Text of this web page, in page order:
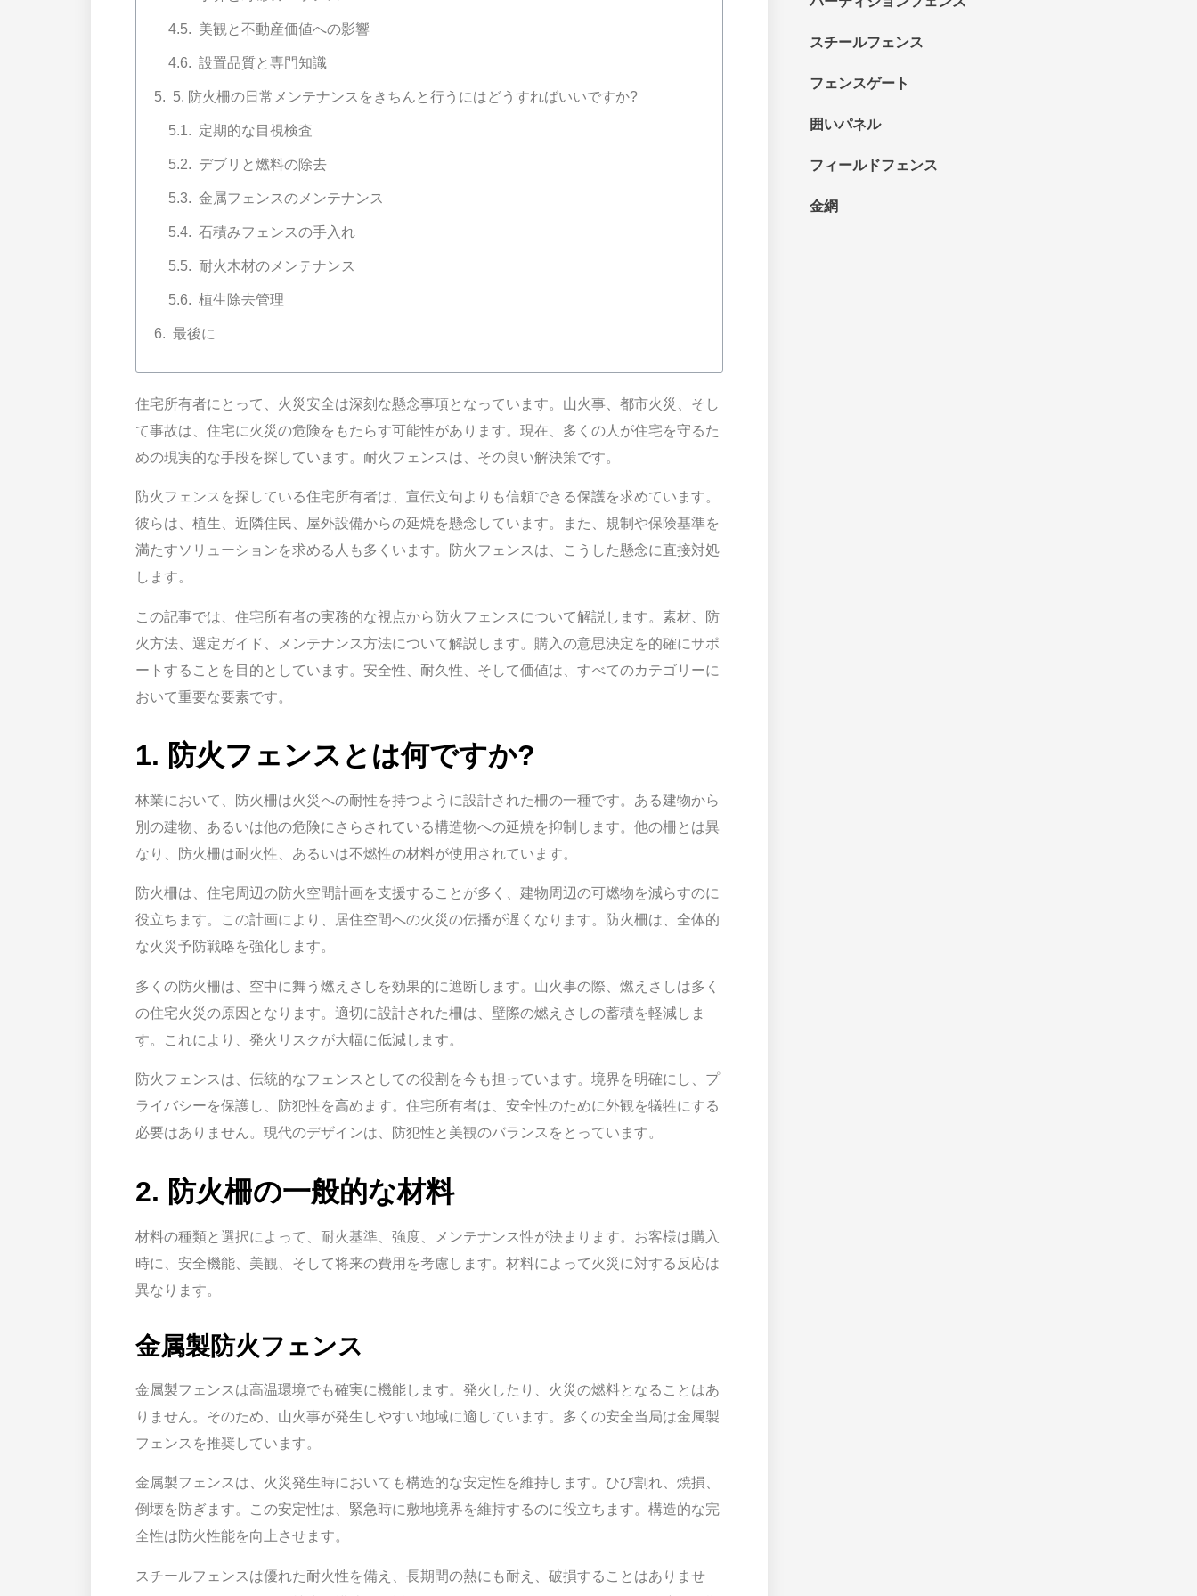
美観と不動産価値への影響
設置品質と専門知識
5. 防火柵の日常メンテナンスをきちんと行うにはどうすればいいですか?
定期的な目視検査
デブリと燃料の除去
金属フェンスのメンテナンス
石積みフェンスの手入れ
耐火木材のメンテナンス
植生除去管理
最後に
住宅所有者にとって、火災安全は深刻な懸念事項となっています。山火事、都市火災、そし
て事故は、住宅に火災の危険をもたらす可能性があります。現在、多くの人が住宅を守るた
めの現実的な手段を探しています。耐火フェンスは、その良い解決策です。
防火フェンスを探している住宅所有者は、宣伝文句よりも信頼できる保護を求めています。
彼らは、植生、近隣住民、屋外設備からの延焼を懸念しています。また、規制や保険基準を
満たすソリューションを求める人も多くいます。防火フェンスは、こうした懸念に直接対処
します。
この記事では、住宅所有者の実務的な視点から防火フェンスについて解説します。素材、防
火方法、選定ガイド、メンテナンス方法について解説します。購入の意思決定を的確にサポ
ートすることを目的としています。安全性、耐久性、そして価値は、すべてのカテゴリーに
おいて重要な要素です。
1. 防火フェンスとは何ですか?
林業において、防火柵は火災への耐性を持つように設計された柵の一種です。ある建物から
別の建物、あるいは他の危険にさらされている構造物への延焼を抑制します。他の柵とは異
なり、防火柵は耐火性、あるいは不燃性の材料が使用されています。
防火柵は、住宅周辺の防火空間計画を支援することが多く、建物周辺の可燃物を減らすのに
役立ちます。この計画により、居住空間への火災の伝播が遅くなります。防火柵は、全体的
な火災予防戦略を強化します。
多くの防火柵は、空中に舞う燃えさしを効果的に遮断します。山火事の際、燃えさしは多く
の住宅火災の原因となります。適切に設計された柵は、壁際の燃えさしの蓄積を軽減しま
す。これにより、発火リスクが大幅に低減します。
防火フェンスは、伝統的なフェンスとしての役割を今も担っています。境界を明確にし、プ
ライバシーを保護し、防犯性を高めます。住宅所有者は、安全性のために外観を犠牲にする
必要はありません。現代のデザインは、防犯性と美観のバランスをとっています。
2. 防火柵の一般的な材料
材料の種類と選択によって、耐火基準、強度、メンテナンス性が決まります。お客様は購入
時に、安全機能、美観、そして将来の費用を考慮します。材料によって火災に対する反応は
異なります。
金属製防火フェンス
金属製フェンスは高温環境でも確実に機能します。発火したり、火災の燃料となることはあ
りません。そのため、山火事が発生しやすい地域に適しています。多くの安全当局は金属製
フェンスを推奨しています。
金属製フェンスは、火災発生時においても構造的な安定性を維持します。ひび割れ、焼損、
倒壊を防ぎます。この安定性は、緊急時に敷地境界を維持するのに役立ちます。構造的な完
全性は防火性能を向上させます。
スチールフェンスは優れた耐火性を備え、長期間の熱にも耐え、破損することはありませ
スチールフェンス
フェンスゲート
囲いパネル
フィールドフェンス
金網